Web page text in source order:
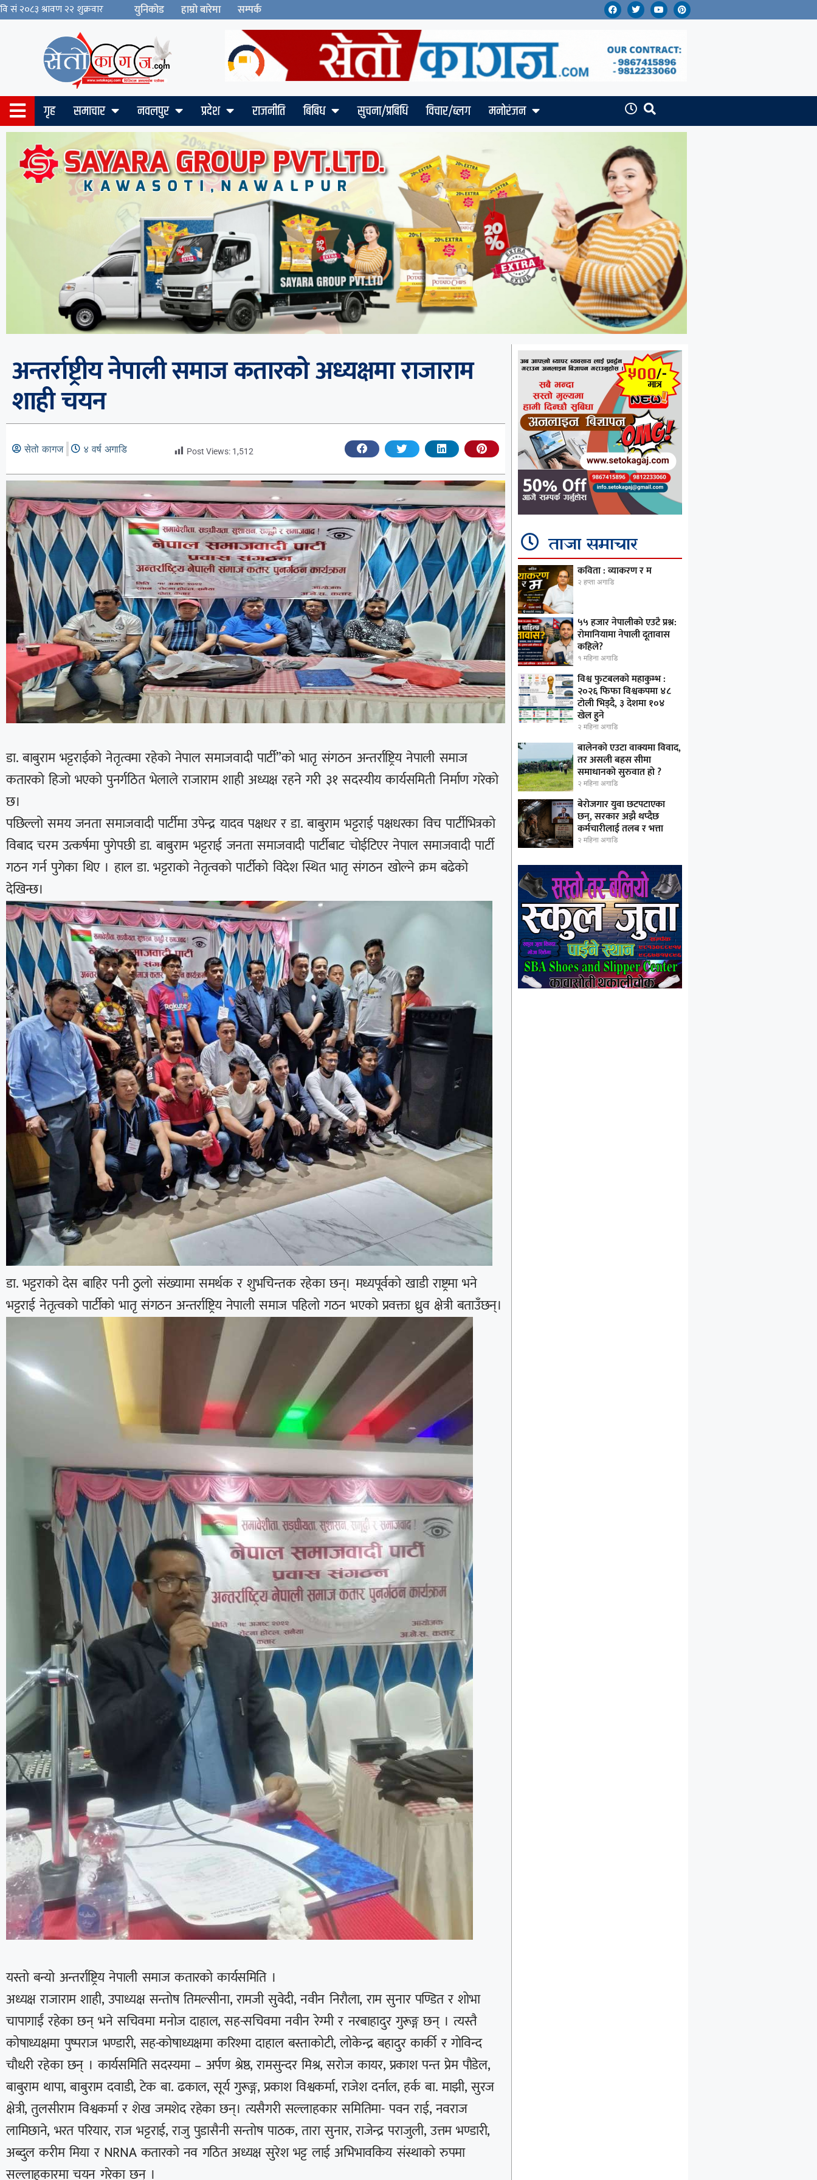
युनिकोड हाम्रो बारेमा सम्पर्क
गृह समाचार नवलपुर प्रदेश राजनीति बिबिध सुचना/प्रबिधि विचार/ब्लग मनोरंजन
अन्तर्राष्ट्रीय नेपाली समाज कतारको अध्यक्षमा राजाराम
शाही चयन
सेतो कागज ४ वर्ष अगाडि Post Views: 1,512
डा. बाबुराम भट्टराईको नेतृत्वमा रहेकाे नेपाल समाजवादी पार्टी”को भातृ संगठन अन्तर्राष्ट्रिय नेपाली समाज
कतारको हिजो भएको पुनर्गठित भेलाले राजाराम शाही अध्यक्ष रहने गरी ३१ सदस्यीय कार्यसमिती निर्माण गरेको
छ।
पछिल्लो समय जनता समाजवादी पार्टीमा उपेन्द्र यादव पक्षधर र डा. बाबुराम भट्टराई पक्षधरका विच पार्टीभित्रको
विबाद चरम उत्कर्षमा पुगेपछी डा. बाबुराम भट्टराई जनता समाजवादी पार्टीबाट चोईटिएर नेपाल समाजवादी पार्टी
गठन गर्न पुगेका थिए । हाल डा. भट्टराको नेतृत्वको पार्टीको विदेश स्थित भातृ संगठन खोल्ने क्रम बढेको
देखिन्छ।
डा. भट्टराको देस बाहिर पनी ठुलो संख्यामा समर्थक र शुभचिन्तक रहेका छन्। मध्यपूर्वको खाडी राष्ट्रमा भने
भट्टराई नेतृत्वको पार्टीको भातृ संगठन अन्तर्राष्ट्रिय नेपाली समाज पहिलो गठन भएको प्रवक्ता ध्रुव क्षेत्री बताउँछन्।
यस्तो बन्यो अन्तर्राष्ट्रिय नेपाली समाज कतारको कार्यसमिति ।
अध्यक्ष राजाराम शाही, उपाध्यक्ष सन्तोष तिमल्सीना, रामजी सुवेदी, नवीन निरौला, राम सुनार पण्डित र शोभा
चापागाईं रहेका छन् भने सचिवमा मनोज दाहाल, सह-सचिवमा नवीन रेग्मी र नरबाहादुर गुरूङ्ग छन् । त्यस्तै
कोषाध्यक्षमा पुष्पराज भण्डारी, सह-कोषाध्यक्षमा करिश्मा दाहाल बस्ताकोटी, लोकेन्द्र बहादुर कार्की र गोविन्द
चौधरी रहेका छन् । कार्यसमिति सदस्यमा – अर्पण श्रेष्ठ, रामसुन्दर मिश्र, सरोज कायर, प्रकाश पन्त प्रेम पौडेल,
बाबुराम थापा, बाबुराम दवाडी, टेक बा. ढकाल, सूर्य गुरूङ्ग, प्रकाश विश्वकर्मा, राजेश दर्नाल, हर्क बा. माझी, सुरज
क्षेत्री, तुलसीराम विश्वकर्मा र शेख जमशेद रहेका छन्। त्यसैगरी सल्लाहकार समितिमा- पवन राई, नवराज
लामिछाने, भरत परियार, राज भट्टराई, राजु पुडासैनी सन्तोष पाठक, तारा सुनार, राजेन्द्र पराजुली, उत्तम भण्डारी,
अब्दुल करीम मिया र NRNA कतारको नव गठित अध्यक्ष सुरेश भट्ट लाई अभिभावकिय संस्थाको रुपमा
सल्लाहकारमा चयन गरेका छन् ।
ताजा समाचार
कविता : व्याकरण र म
२ हप्ता अगाडि
५५ हजार नेपालीको एउटै प्रश्न:
रोमानियामा नेपाली दूतावास
कहिले?
१ महिना अगाडि
विश्व फुटबलको महाकुम्भ :
२०२६ फिफा विश्वकपमा ४८
टोली भिड्दै, ३ देशमा १०४
खेल हुने
२ महिना अगाडि
बालेनको एउटा वाक्यमा विवाद,
तर असली बहस सीमा
समाधानको सुरुवात हो ?
२ महिना अगाडि
बेरोजगार युवा छटपटाएका
छन्, सरकार अझै थप्दैछ
कर्मचारीलाई तलब र भत्ता
२ महिना अगाडि